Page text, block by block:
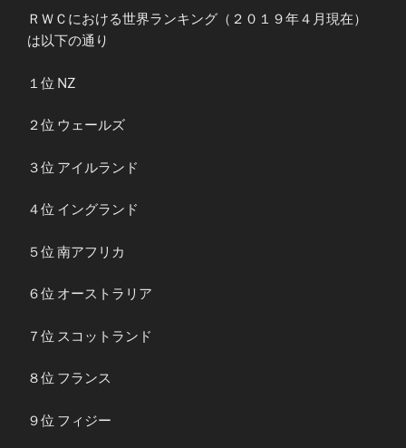
ＲＷＣにおける世界ランキング（２０１９年４月現在）
は以下の通り
１位 NZ
２位 ウェールズ
３位 アイルランド
４位 イングランド
５位 南アフリカ
６位 オーストラリア
７位 スコットランド
８位 フランス
９位 フィジー